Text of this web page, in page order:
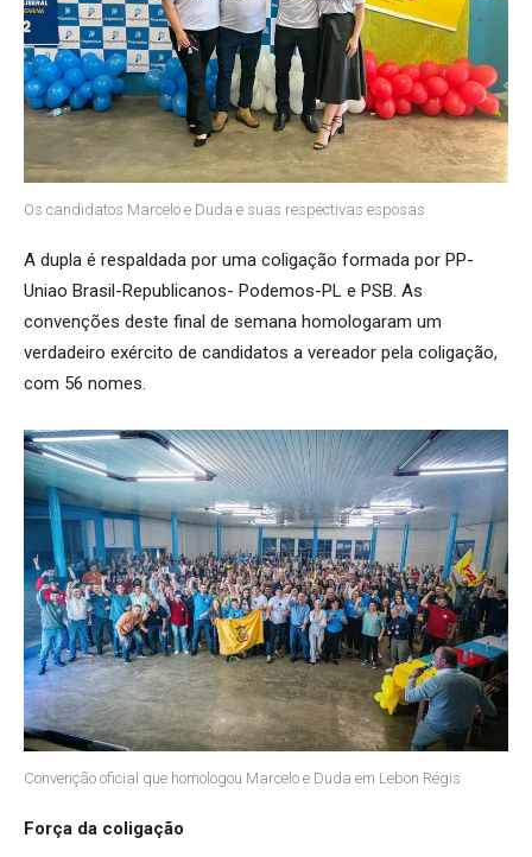
Os candidatos Marcelo e Duda e suas respectivas esposas
A dupla é respaldada por uma coligação formada por PP-
Uniao Brasil-Republicanos- Podemos-PL e PSB. As
convenções deste final de semana homologaram um
verdadeiro exército de candidatos a vereador pela coligação,
com 56 nomes.
Convenção oficial que homologou Marcelo e Duda em Lebon Régis
Força da coligação